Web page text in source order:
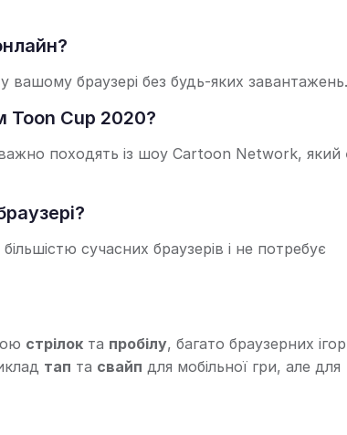
браузері без будь-яких завантажень.
Toon Cup 2020?
походять із шоу Cartoon Network, який
сучасних браузерів і не потребує
стрілок та пробілу, багато браузерних
тап та свайп для мобільної гри, але для